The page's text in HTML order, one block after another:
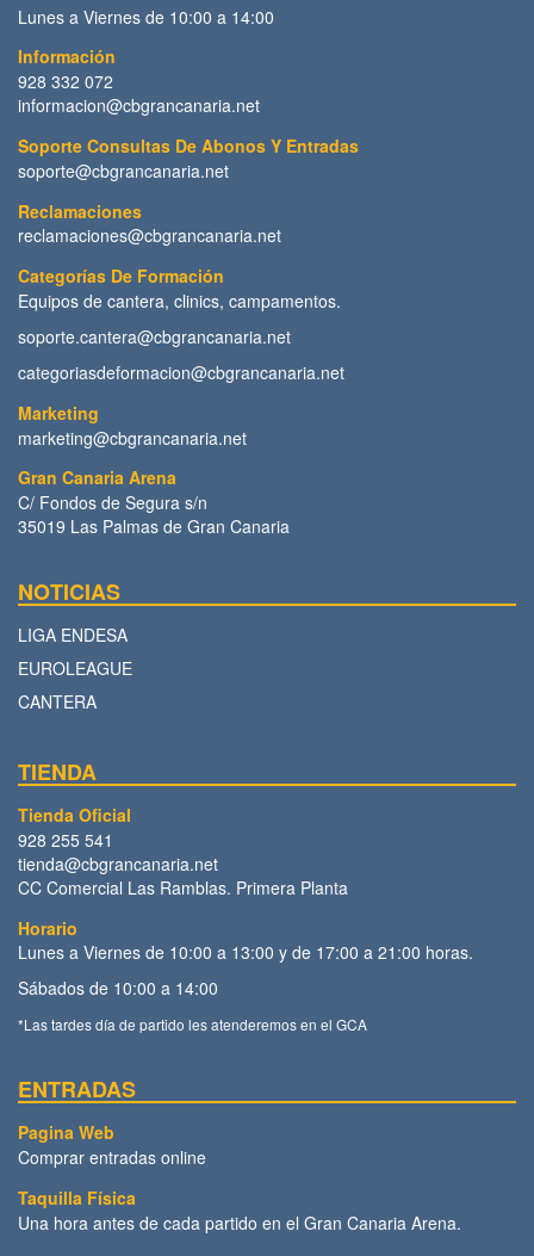
Lunes a Viernes de 10:00 a 14:00
Información
928 332 072
informacion@cbgrancanaria.net
Soporte Consultas De Abonos Y Entradas
soporte@cbgrancanaria.net
Reclamaciones
reclamaciones@cbgrancanaria.net
Categorías De Formación
Equipos de cantera, clinics, campamentos.
soporte.cantera@cbgrancanaria.net
categoriasdeformacion@cbgrancanaria.net
Marketing
marketing@cbgrancanaria.net
Gran Canaria Arena
C/ Fondos de Segura s/n
35019 Las Palmas de Gran Canaria
NOTICIAS
LIGA ENDESA
EUROLEAGUE
CANTERA
TIENDA
Tienda Oficial
928 255 541
tienda@cbgrancanaria.net
CC Comercial Las Ramblas. Primera Planta
Horario
Lunes a Viernes de 10:00 a 13:00 y de 17:00 a 21:00 horas.
Sábados de 10:00 a 14:00
*Las tardes día de partido les atenderemos en el GCA
ENTRADAS
Pagina Web
Comprar entradas online
Taquilla Física
Una hora antes de cada partido en el Gran Canaria Arena.